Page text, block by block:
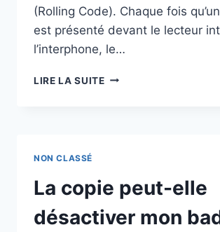
(Rolling Code). Chaque fois
est présenté devant le lecteur
l’interphone, le…
LIRE LA SUITE
NON CLASSÉ
La copie peut-elle
désactiver mon